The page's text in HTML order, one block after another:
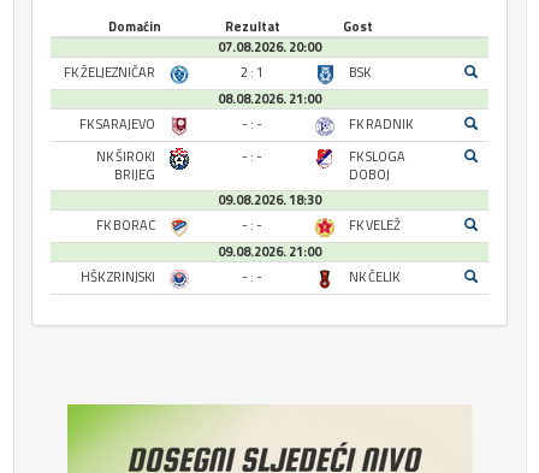
Domaćin Rezultat
Gost
07.08.2026. 20:00
FK ŽELJEZNIČAR
2 : 1
BSK
08.08.2026. 21:00
FK SARAJEVO
- : -
FK RADNIK
NK ŠIROKI
BRIJEG
- : -
FK SLOGA
DOBOJ
09.08.2026. 18:30
FK BORAC
- : -
FK VELEŽ
09.08.2026. 21:00
HŠK ZRINJSKI
- : - NK ČELIK